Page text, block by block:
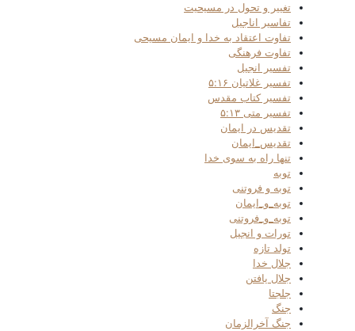
تغییر و تحول در مسیحیت
تفاسیر اناجیل
تفاوت اعتقاد به خدا و ایمان مسیحی
تفاوت فرهنگی
تفسیر انجیل
تفسیر غلاتیان ۵:۱۶
تفسیر کتاب مقدس
تفسیر متی ۵:۱۳
تقدیس در ایمان
تقدیس_ایمان
تنها راه به سوی خدا
توبه
توبه و فروتنی
توبه_و_ایمان
توبه_و_فروتنی
تورات و انجیل
تولد تازه
جلال خدا
جلال یافتن
جلجتا
جنگ
جنگ آخرالزمان